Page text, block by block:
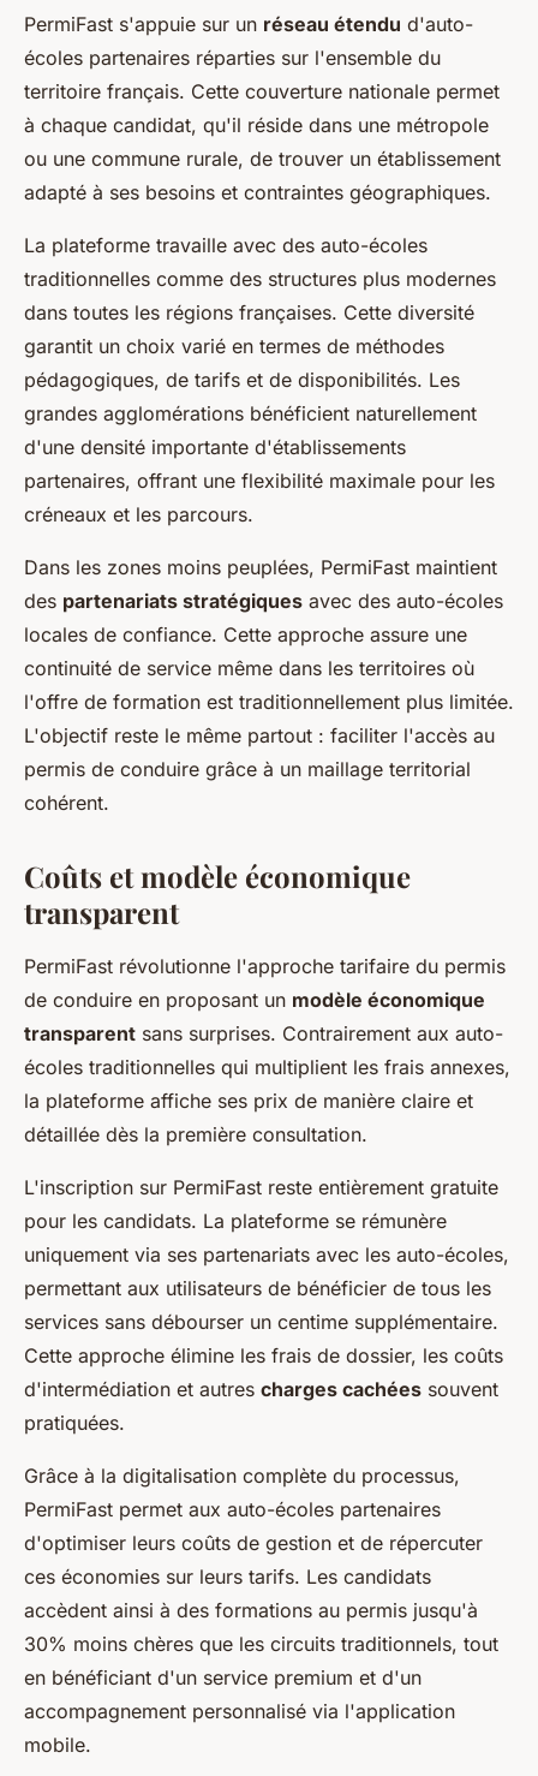
PermiFast s'appuie sur un réseau étendu d'auto-
écoles partenaires réparties sur l'ensemble du
territoire français. Cette couverture nationale permet
à chaque candidat, qu'il réside dans une métropole
ou une commune rurale, de trouver un établissement
adapté à ses besoins et contraintes géographiques.
La plateforme travaille avec des auto-écoles
traditionnelles comme des structures plus modernes
dans toutes les régions françaises. Cette diversité
garantit un choix varié en termes de méthodes
pédagogiques, de tarifs et de disponibilités. Les
grandes agglomérations bénéficient naturellement
d'une densité importante d'établissements
partenaires, offrant une flexibilité maximale pour les
créneaux et les parcours.
Dans les zones moins peuplées, PermiFast maintient
des partenariats stratégiques avec des auto-écoles
locales de confiance. Cette approche assure une
continuité de service même dans les territoires où
l'offre de formation est traditionnellement plus limitée.
L'objectif reste le même partout : faciliter l'accès au
permis de conduire grâce à un maillage territorial
cohérent.
Coûts et modèle économique
transparent
PermiFast révolutionne l'approche tarifaire du permis
de conduire en proposant un modèle économique
transparent sans surprises. Contrairement aux auto-
écoles traditionnelles qui multiplient les frais annexes,
la plateforme affiche ses prix de manière claire et
détaillée dès la première consultation.
L'inscription sur PermiFast reste entièrement gratuite
pour les candidats. La plateforme se rémunère
uniquement via ses partenariats avec les auto-écoles,
permettant aux utilisateurs de bénéficier de tous les
services sans débourser un centime supplémentaire.
Cette approche élimine les frais de dossier, les coûts
d'intermédiation et autres charges cachées souvent
pratiquées.
Grâce à la digitalisation complète du processus,
PermiFast permet aux auto-écoles partenaires
d'optimiser leurs coûts de gestion et de répercuter
ces économies sur leurs tarifs. Les candidats
accèdent ainsi à des formations au permis jusqu'à
30% moins chères que les circuits traditionnels, tout
en bénéficiant d'un service premium et d'un
accompagnement personnalisé via l'application
mobile.